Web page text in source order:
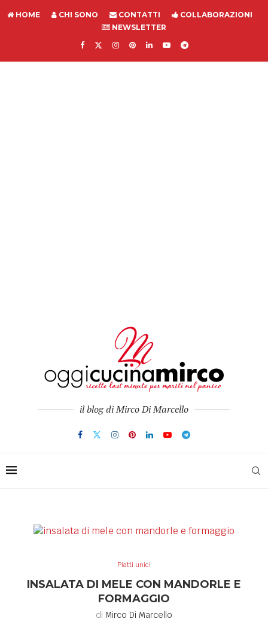
HOME CHI SONO CONTATTI
COLLABORAZIONI
NEWSLETTER
il blog di Mirco Di Marcello
Piatti unici
INSALATA DI MELE CON MANDORLE E
FORMAGGIO
di Mirco Di Marcello